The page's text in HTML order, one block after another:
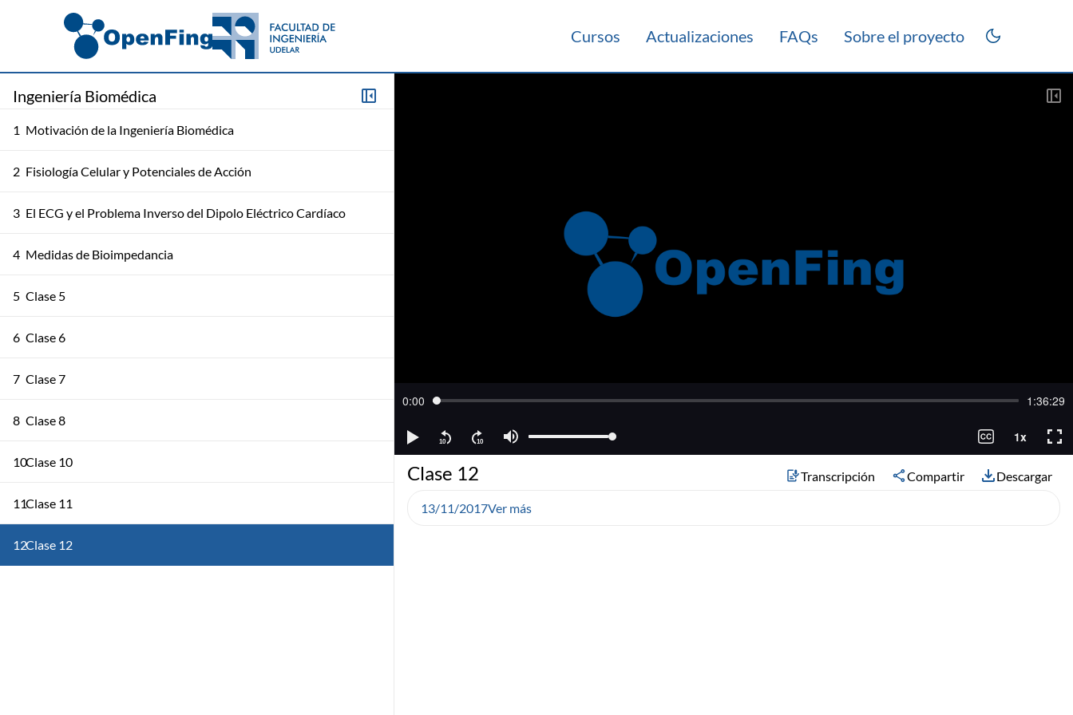
Cursos Actualizaciones FAQs Sobre el proyecto
Ingeniería Biomédica
1 Motivación de la Ingeniería Biomédica
2 Fisiología Celular y Potenciales de Acción
3 El ECG y el Problema Inverso del Dipolo Eléctrico Cardíaco
4 Medidas de Bioimpedancia
5 Clase 5
6 Clase 6
7 Clase 7
8 Clase 8
10Clase 10
11Clase 11
12Clase 12
Clase 12 Transcripción Compartir Descargar
13/11/2017Ver más